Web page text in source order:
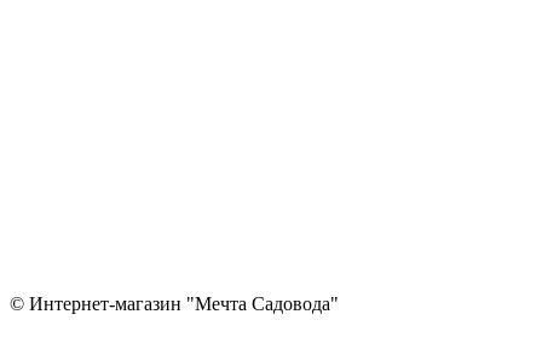
© Интернет-магазин "Мечта Садовода"